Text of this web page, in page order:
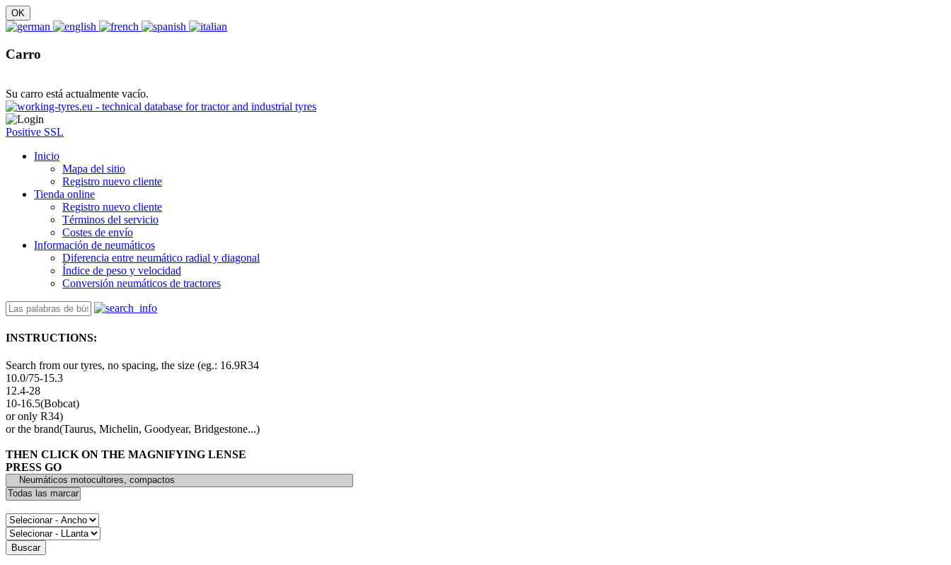
Carro
Su carro está actualmente vacío.
Positive SSL
Inicio
Mapa del sitio
Registro nuevo cliente
Tienda online
Registro nuevo cliente
Términos del servicio
Costes de envío
Información de neumáticos
Diferencia entre neumático radial y diagonal
Índice de peso y velocidad
Conversión neumáticos de tractores
INSTRUCTIONS:
Search from our tyres, no spacing, the size (eg.: 16.9R34
10.0/75-15.3
12.4-28
10-16.5(Bobcat)
or only R34)
or the brand(Taurus, Michelin, Goodyear, Bridgestone...)
THEN CLICK ON THE MAGNIFYING LENSE
PRESS GO